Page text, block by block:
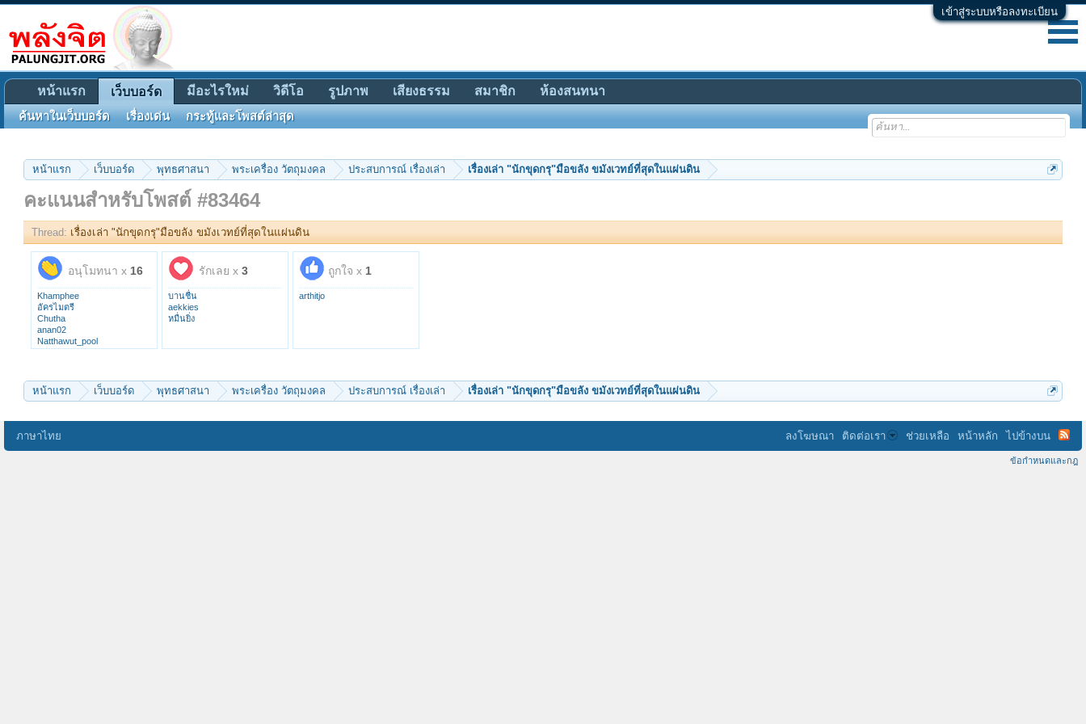
เข้าสู่ระบบหรือลงทะเบียน
หน้าแรก เว็บบอร์ด พุทธศาสนา พระเครื่อง วัตถุมงคล ประสบการณ์ เรื่องเล่า เรื่องเล่า "นักขุดกรุ"มือขลัง ขมังเวทย์ที่สุดในแผ่นดิน
คะแนนสำหรับโพสต์ #83464
Thread: เรื่องเล่า "นักขุดกรุ"มือขลัง ขมังเวทย์ที่สุดในแผ่นดิน
อนุโมทนา x 16
Khamphee
อัครไมตรี
Chutha
anan02
Natthawut_pool
ศรีอุบล๑
pass6998
KEnG.
Pattana
tap206
chaivat chinkidjakar
nott17
รักเลย x 3
บานชื่น
aekkies
หมื่นยิ่ง
ถูกใจ x 1
arthitjo
หน้าแรก เว็บบอร์ด พุทธศาสนา พระเครื่อง วัตถุมงคล ประสบการณ์ เรื่องเล่า เรื่องเล่า "นักขุดกรุ"มือขลัง ขมังเวทย์ที่สุดในแผ่นดิน
หน้าแรก เว็บบอร์ด
ค้นหาในเว็บบอร์ด เรื่องเด่น กระทู้และโพสต์ล่าสุด
มีอะไรใหม่ วิดีโอ รูปภาพ เสียงธรรม สมาชิก ห้องสนทนา
ภาษาไทย ลงโฆษณา ติดต่อเรา ช่วยเหลือ หน้าหลัก ไปข้างบน
ข้อกำหนดและกฎ